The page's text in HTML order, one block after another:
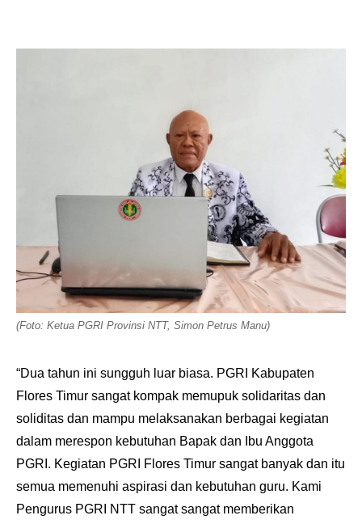
(Foto: Ketua PGRI Provinsi NTT, Simon Petrus Manu)
“Dua tahun ini sungguh luar biasa. PGRI Kabupaten
Flores Timur sangat kompak memupuk solidaritas dan
soliditas dan mampu melaksanakan berbagai kegiatan
dalam merespon kebutuhan Bapak dan Ibu Anggota
PGRI. Kegiatan PGRI Flores Timur sangat banyak dan itu
semua memenuhi aspirasi dan kebutuhan guru. Kami
Pengurus PGRI NTT sangat sangat memberikan